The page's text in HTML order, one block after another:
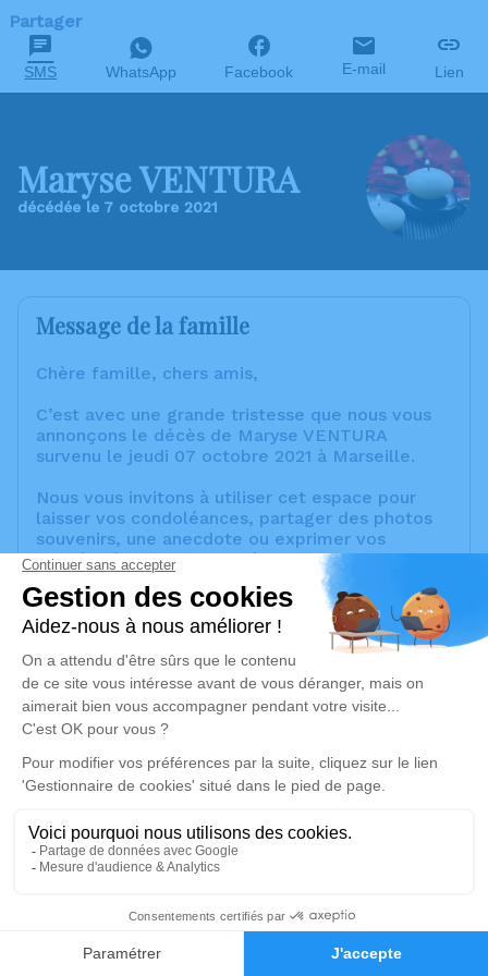
Faire-part Hommages
Partager
SMS WhatsApp Facebook E-mail Lien
Maryse VENTURA
décédée le 7 octobre 2021
Message de la famille
Chère famille, chers amis,
C’est avec une grande tristesse que nous vous
annonçons le décès de Maryse VENTURA
survenu le jeudi 07 octobre 2021 à Marseille.
Nous vous invitons à utiliser cet espace pour
laisser vos condoléances, partager des photos
souvenirs, une anecdote ou exprimer vos
pensées à travers des poèmes ou des textes.
Cet endroit est un lieu d'expression dédié à
honorer la mémoire de Maryse VENTURA.
Un service de plantation d’arbre hommage est
disponible ici.
Cérémonie religieuse
Église Assomption de Notre Dame de
Cabriès
13480 Cabriès